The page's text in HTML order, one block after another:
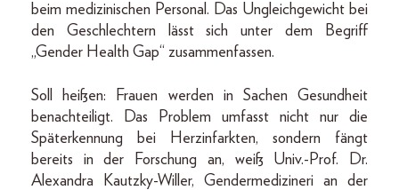
beim medizinischen Personal. Das Ungleichgewicht bei
den Geschlechtern lässt sich unter dem Begriff
„Gender Health Gap“ zusammenfassen.
Soll heißen: Frauen werden in Sachen Gesundheit
benachteiligt. Das Problem umfasst nicht nur die
Späterkennung bei Herzinfarkten, sondern fängt
bereits in der Forschung an, weiß Univ.-Prof. Dr.
Alexandra Kautzky-Willer, Gendermedizineri an der